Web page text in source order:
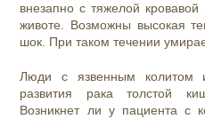
внезапно с тяжелой
животе. Возможны высокая
шок. При таком течении
Люди с язвенным колитом
развития рака толстой
Возникнет ли у пациента с